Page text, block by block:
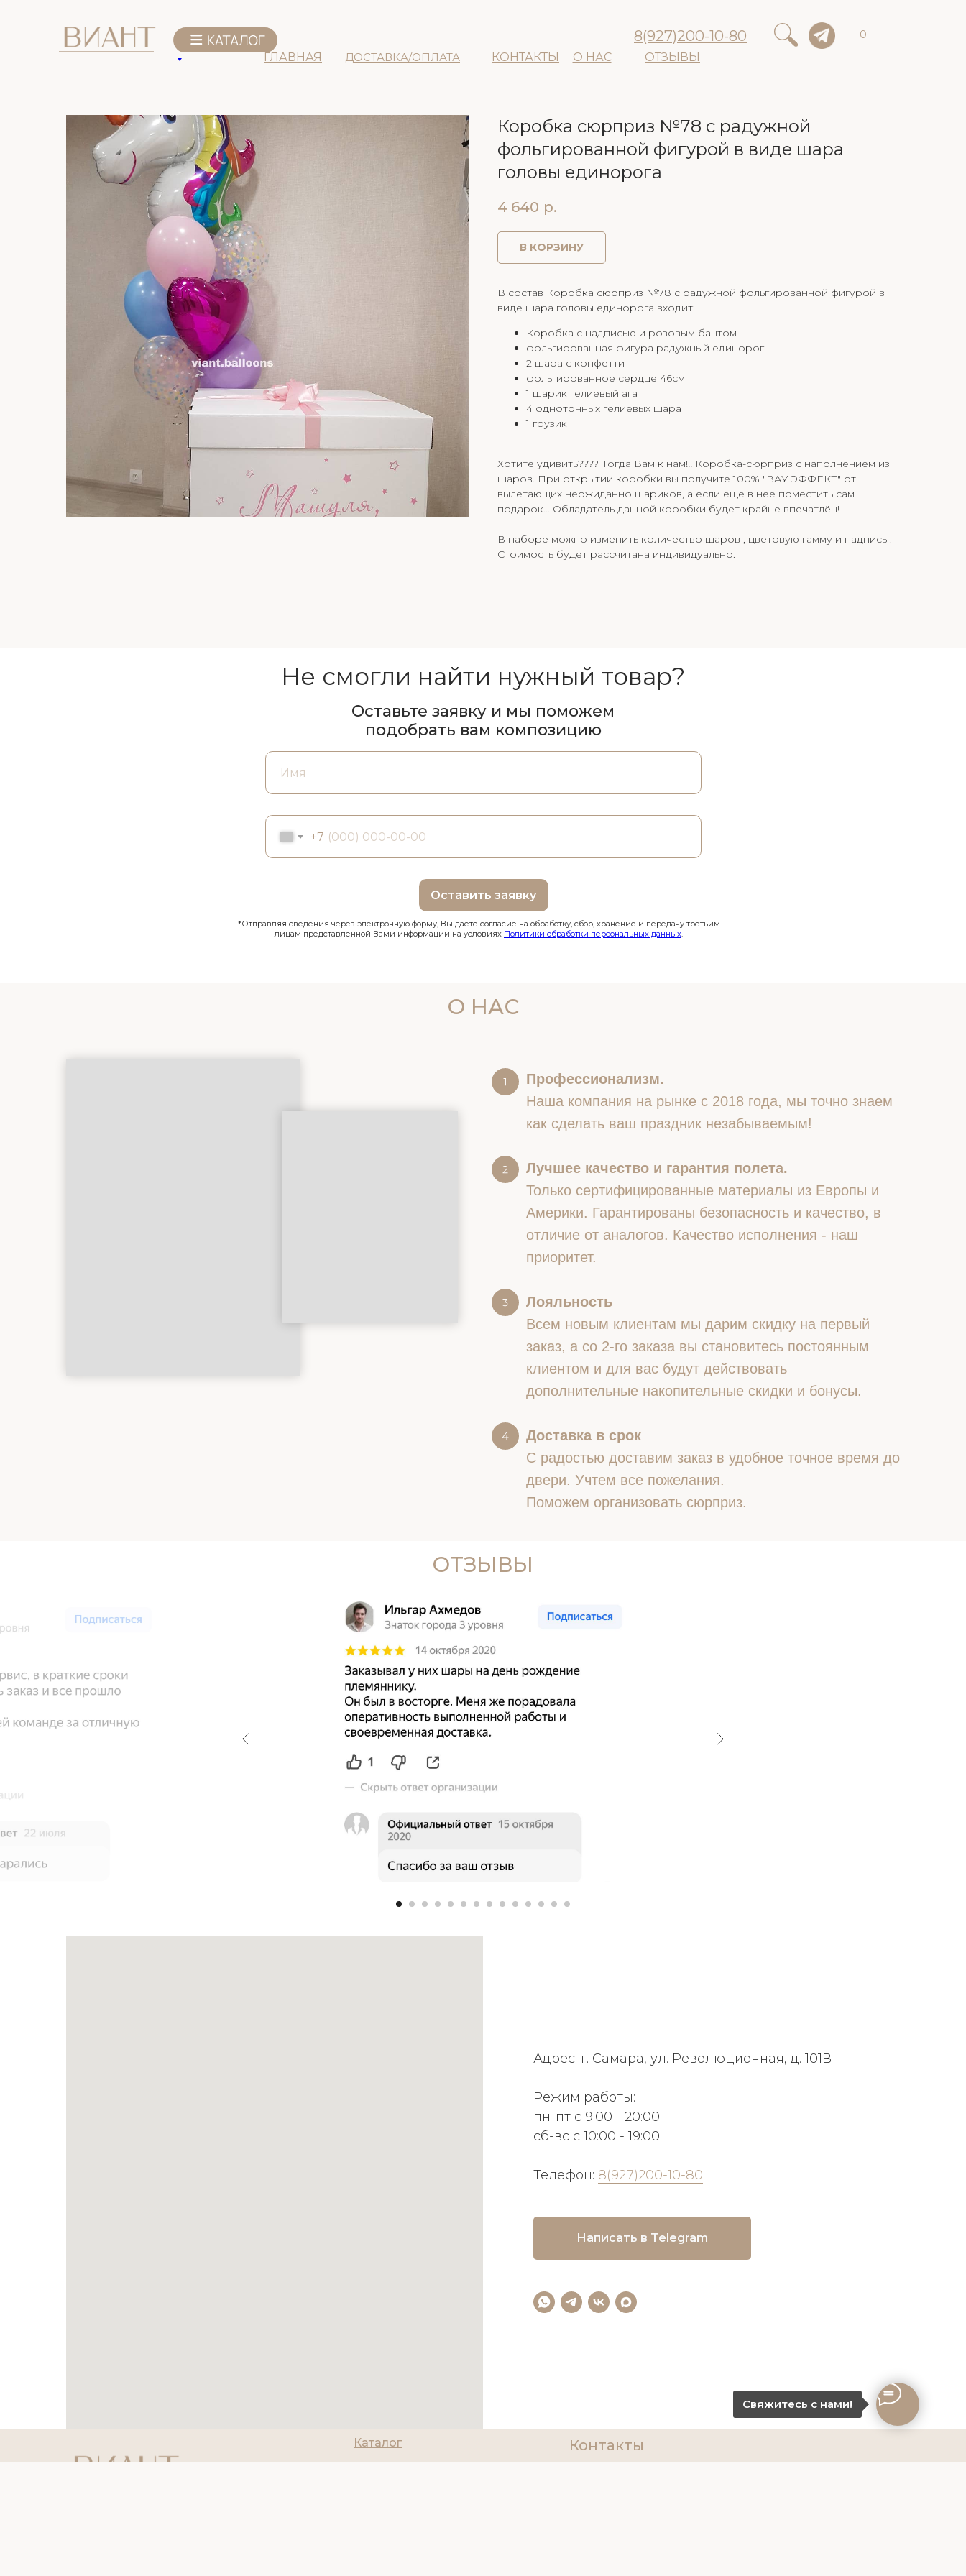
ДОСТАВКА/ОПЛАТА
ГЛАВНАЯ КОНТАКТЫ О НАС ОТЗЫВЫ
8(927)200-10-80 0
Свяжитесь с нами!
Коробка сюрприз №78 с радужной
фольгированной фигурой в виде шара
головы единорога
4 640 р.
В КОРЗИНУ
В состав Коробка сюрприз №78 с радужной фольгированной фигурой в
виде шара головы единорога входит:
Коробка с надписью и розовым бантом
фольгированная фигура радужный единорог
2 шара с конфетти
фольгированное сердце 46см
1 шарик гелиевый агат
4 однотонных гелиевых шара
1 грузик
Хотите удивить???? Тогда Вам к нам!!! Коробка-сюрприз с наполнением из
шаров. При открытии коробки вы получите 100% "ВАУ ЭФФЕКТ" от
вылетающих неожиданно шариков, а если еще в нее поместить сам
подарок... Обладатель данной коробки будет крайне впечатлён!
В наборе можно изменить количество шаров , цветовую гамму и надпись .
Стоимость будет рассчитана индивидуально.
+7
Оставить заявку
Не смогли найти нужный товар?
Оставьте заявку и мы поможем
подобрать вам композицию
*Отправляя сведения через электронную форму, Вы даете согласие на обработку, сбор, хранение и передачу третьим
лицам представленной Вами информации на условиях Политики обработки персональных данных.
О НАС
Профессионализм.
Наша компания на рынке с 2018 года, мы точно знаем
как сделать ваш праздник незабываемым!
Лучшее качество и гарантия полета.
Только сертифицированные материалы из Европы и
Америки. Гарантированы безопасность и качество, в
отличие от аналогов. Качество исполнения - наш
приоритет.
Лояльность
Всем новым клиентам мы дарим скидку на первый
заказ, а со 2-го заказа вы становитесь постоянным
клиентом и для вас будут действовать
дополнительные накопительные скидки и бонусы.
Доставка в срок
С радостью доставим заказ в удобное точное время до
двери. Учтем все пожелания.
Поможем организовать сюрприз.
ОТЗЫВЫ
Адрес: г. Самара, ул. Революционная, д. 101В
Режим работы:
пн-пт с 9:00 - 20:00
сб-вс с 10:00 - 19:00
Телефон: 8(927)200-10-80
Написать в Telegram
Контакты
Каталог